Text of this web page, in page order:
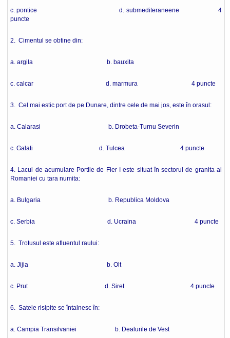
c. pontice d. submediteraneene 4
puncte
2. Cimentul se obtine din:
a. argila b. bauxita
c. calcar d. marmura 4 puncte
3. Cel mai estic port de pe Dunare, dintre cele de mai jos, este în orasul:
a. Calarasi b. Drobeta-Turnu Severin
c. Galati d. Tulcea 4 puncte
4. Lacul de acumulare Portile de Fier I este situat în sectorul de granita al
Romaniei cu tara numita:
a. Bulgaria b. Republica Moldova
c. Serbia d. Ucraina 4 puncte
5. Trotusul este afluentul raului:
a. Jijia b. Olt
c. Prut d. Siret 4 puncte
6. Satele risipite se întalnesc în:
a. Campia Transilvaniei b. Dealurile de Vest